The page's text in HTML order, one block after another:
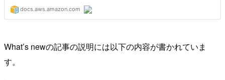
What’s newの記事の説明には以下の内容が書かれていま
す。